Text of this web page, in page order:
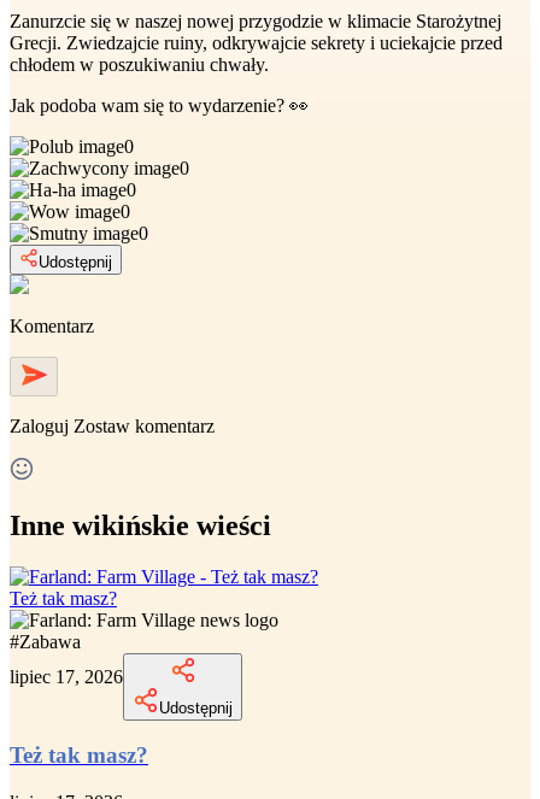
Zanurzcie się w naszej nowej przygodzie w klimacie Starożytnej
Grecji. Zwiedzajcie ruiny, odkrywajcie sekrety i uciekajcie przed
chłodem w poszukiwaniu chwały.
Jak podoba wam się to wydarzenie? 👀
0
0
0
0
0
Udostępnij
Komentarz
Zaloguj Zostaw komentarz
Inne wikińskie wieści
Też tak masz?
#Zabawa
lipiec 17, 2026
Udostępnij
Też tak masz?